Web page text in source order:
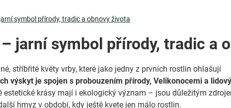
symbol přírody, tradic a obnovy života
jarní symbol přírody, tradic a
stříbřité květy vrby, které jako jedny z prvních rostlin ohlašují
výskyt je spojen s probouzením přírody, Velikonocemi a
estetické krásy mají i ekologický význam – jsou důležitým
hmyz v období, kdy ještě kvete jen málo rostlin.